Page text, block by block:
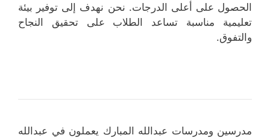
الحصول على أعلى الدرجات. نحن نهدف إلى توفير بيئة
تعليمية مناسبة تساعد الطلاب على تحقيق النجاح
والتفوق.
مدرسين ومدرسات عبدالله المبارك يعملون في عبدالله